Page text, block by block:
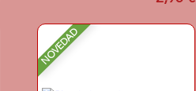
NOVEDAD